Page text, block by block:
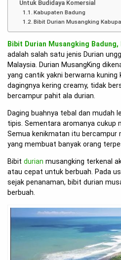
Untuk Budidaya Komersial
Kabupaten Badung
Bibit Durian Musangking
Bibit Durian Musangking Badung,
adalah salah satu jenis Durian
Malaysia. Durian MusangKing
yang cantik yakni berwarna
dagingnya kering creamy, tidak
bercampur pahit ala durian.
Daging buahnya tebal dan mudah
tipis. Sementara aromanya cukup
Semua kenikmatan itu bercampur
yang membuat banyak orang
Bibit durian musangking terkenal
atau cepat untuk berbuah. Pada
sejak penanaman, bibit durian
berbuah.